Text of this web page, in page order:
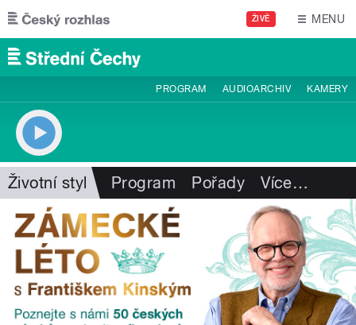
Přejít k hlavnímu obsahu
ŽIVĚ MENU
PROGRAM AUDIOARCHIV KAMERY
Životní styl Program Pořady Více…